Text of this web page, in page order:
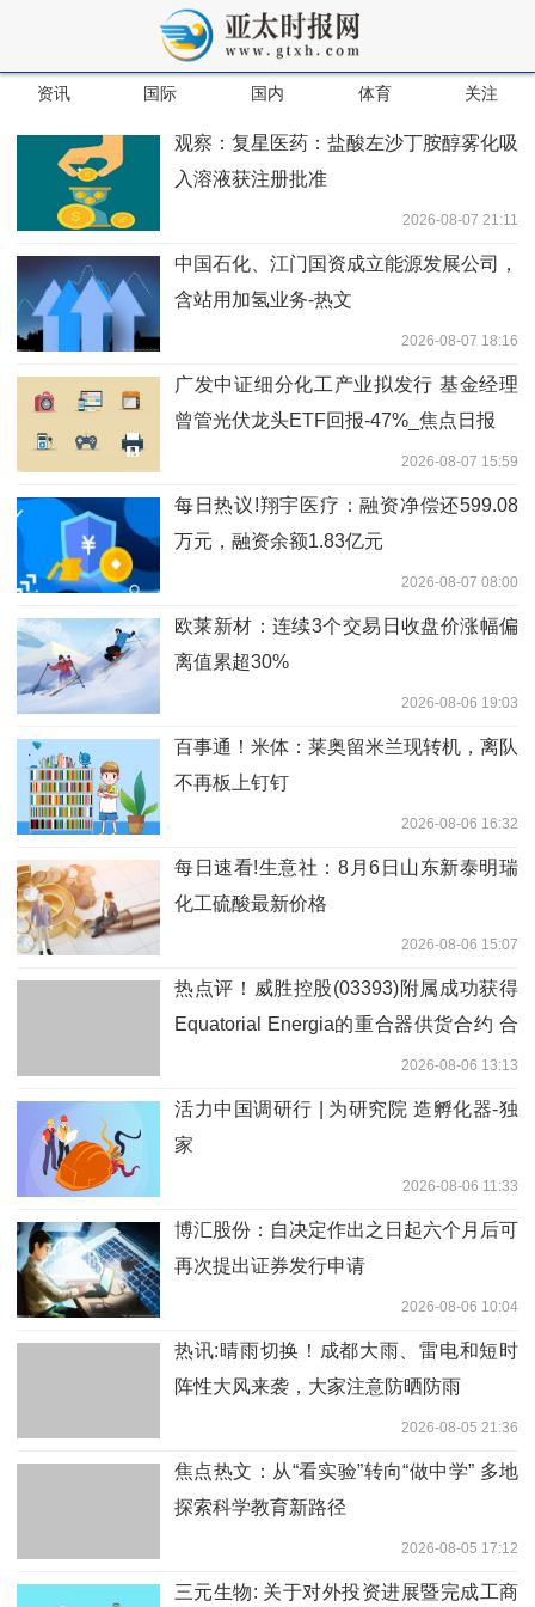
资讯 国际 国内 体育 关注
观察：复星医药：盐酸左沙丁胺醇雾化吸
入溶液获注册批准
2026-08-07 21:11
中国石化、江门国资成立能源发展公司，
含站用加氢业务-热文
2026-08-07 18:16
广发中证细分化工产业拟发行 基金经理
曾管光伏龙头ETF回报-47%_焦点日报
2026-08-07 15:59
每日热议!翔宇医疗：融资净偿还599.08
万元，融资余额1.83亿元
2026-08-07 08:00
欧莱新材：连续3个交易日收盘价涨幅偏
离值累超30%
2026-08-06 19:03
百事通！米体：莱奥留米兰现转机，离队
不再板上钉钉
2026-08-06 16:32
每日速看!生意社：8月6日山东新泰明瑞
化工硫酸最新价格
2026-08-06 15:07
热点评！威胜控股(03393)附属成功获得
Equatorial Energia的重合器供货合约 合
约总金额约1.1亿巴西雷亚尔2026-08-06 13:13
活力中国调研行 | 为研究院 造孵化器-独
家
2026-08-06 11:33
博汇股份：自决定作出之日起六个月后可
再次提出证券发行申请
2026-08-06 10:04
热讯:晴雨切换！成都大雨、雷电和短时
阵性大风来袭，大家注意防晒防雨
2026-08-05 21:36
焦点热文：从“看实验”转向“做中学” 多地
探索科学教育新路径
2026-08-05 17:12
三元生物: 关于对外投资进展暨完成工商